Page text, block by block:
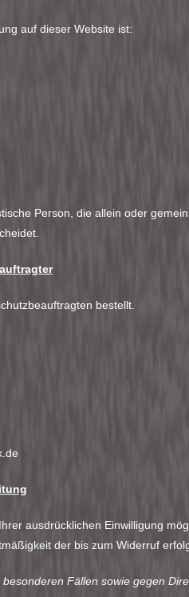
auf dieser Website ist:
Person, die allein oder
bestellt.
ausdrücklichen Einwilligung
der bis zum Widerruf
Fällen sowie gegen